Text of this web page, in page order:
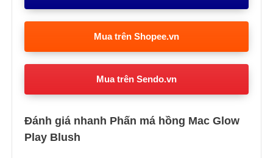
Mua trên Shopee.vn
Mua trên Sendo.vn
Đánh giá nhanh Phấn má hồng Mac Glow
Play Blush